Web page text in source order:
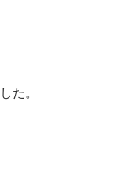
た。